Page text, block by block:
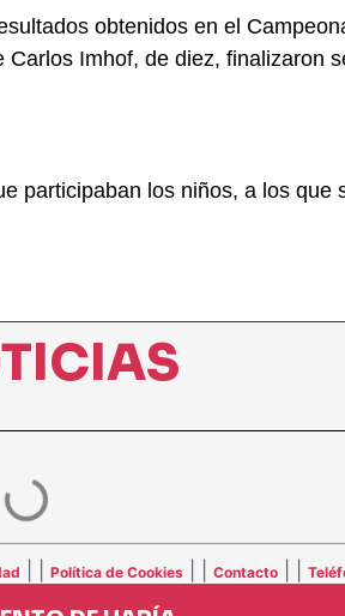
obtenidos en el
Imhof, de diez, finalizaron
participaban los niños, a los que
Política de Cookies Contacto